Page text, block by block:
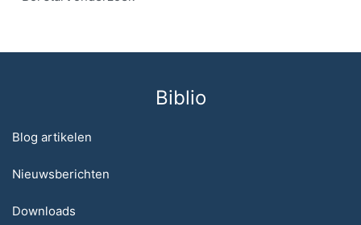
Biblio
Blog artikelen
Nieuwsberichten
Downloads